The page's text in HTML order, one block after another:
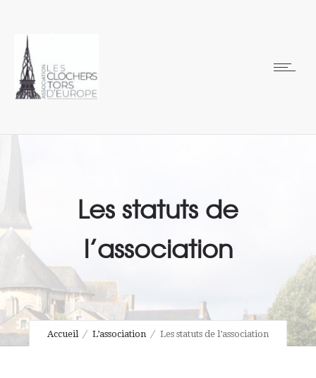
Les statuts de
l’association
Accueil L’association Les statuts de l’association